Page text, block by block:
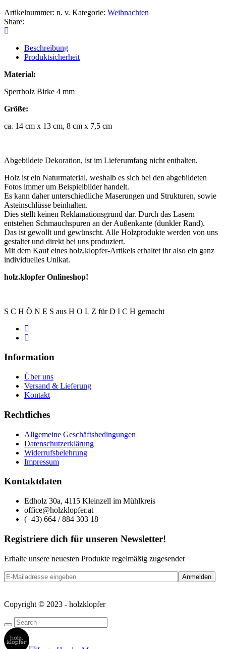
Artikelnummer: n. v. Kategorie: Weihnachten
Share:
Beschreibung
Produktsicherheit
Material:
Sperrholz Birke 4 mm
Größe:
ca. 14 cm x 13 cm, 8 cm x 7,5 cm
Abgebildete Dekoration, ist im Lieferumfang nicht enthalten.
Holz ist ein Naturmaterial, weshalb es sich bei den abgebildeten
Fotos immer um Beispielbilder handelt.
Es kann daher unterschiedliche Maserungen und Strukturen, sowie
Asteinschlüsse beinhalten.
Dies stellt keinen Reklamationsgrund dar. Durch das Lasern
entstehen Schmauchspuren an der Außenkante (dunkler Rand).
Das ist gewollt und gewünscht. Alle Holzprodukte werden von uns
gestaltet und direkt bei uns produziert.
Mit dem Kauf eines holz.klopfer-Artikels erhaltet ihr also ein ganz
individuelles Unikat.
holz.klopfer Onlineshop!
S C H Ö N E S aus H O L Z für D I C H gemacht
Information
Über uns
Versand & Lieferung
Kontakt
Rechtliches
Allgemeine Geschäftsbedingungen
Datenschutzerklärung
Widerrufsbelehrung
Impressum
Kontaktdaten
Edholz 30a, 4115 Kleinzell im Mühlkreis
office@holzklopfer.at
(+43) 664 / 884 303 18
Registriere dich für unseren Newsletter!
Erhalte unsere neuesten Produkte regelmäßig zugesendet
Copyright © 2023 - holzklopfer